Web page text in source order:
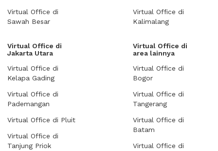
Virtual Office di
Sawah Besar
Virtual Office di
Kalimalang
Virtual Office di
Jakarta Utara
Virtual Office di
Kelapa Gading
Virtual Office di
Pademangan
Virtual Office di Pluit
Virtual Office di
Tanjung Priok
Virtual Office di
area lainnya
Virtual Office di
Bogor
Virtual Office di
Tangerang
Virtual Office di
Batam
Virtual Office di